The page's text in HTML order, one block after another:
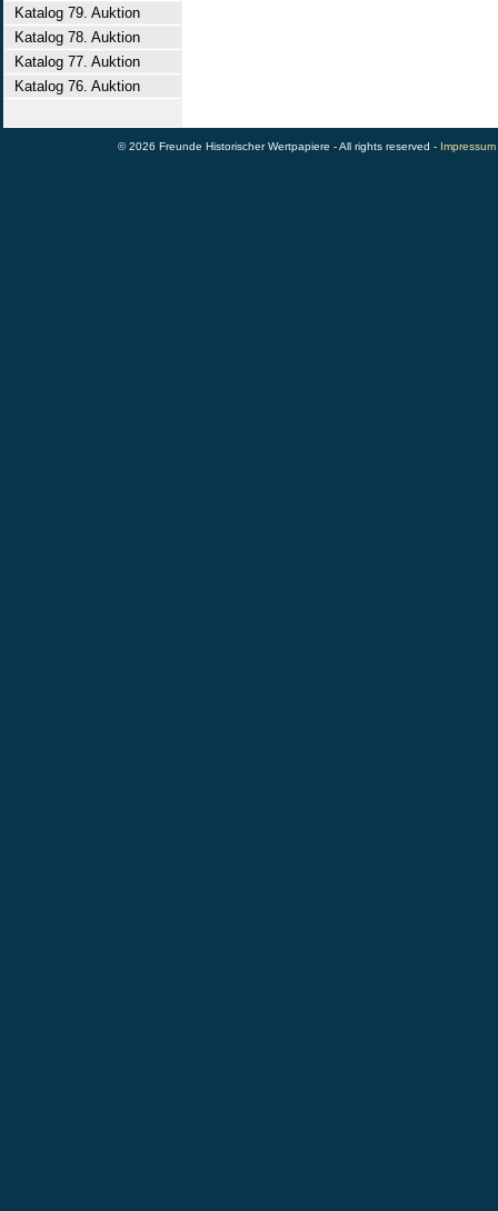
Katalog 79. Auktion
Katalog 78. Auktion
Katalog 77. Auktion
Katalog 76. Auktion
© 2026 Freunde Historischer Wertpapiere - All rights reserved - Impressum